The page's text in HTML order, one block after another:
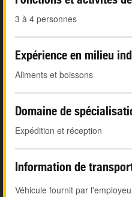
3 à 4 personnes
Expérience en milieu
Aliments et boissons
Domaine de
Expédition et réception
Information de
Véhicule fournit par